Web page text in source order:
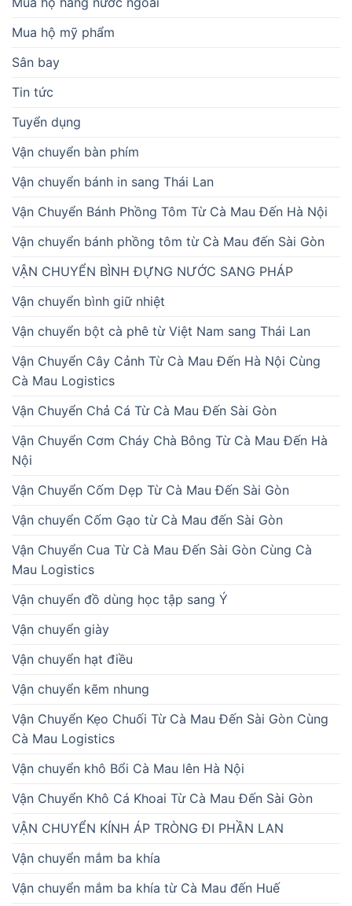
Mua hộ mỹ phẩm
Sân bay
Tin tức
Tuyển dụng
Vận chuyển bàn phím
Vận chuyển bánh in sang Thái Lan
Vận Chuyển Bánh Phồng Tôm Từ Cà Mau Đến Hà Nội
Vận chuyển bánh phồng tôm từ Cà Mau đến Sài Gòn
VẬN CHUYỂN BÌNH ĐỰNG NƯỚC SANG PHÁP
Vận chuyển bình giữ nhiệt
Vận chuyển bột cà phê từ Việt Nam sang Thái Lan
Vận Chuyển Cây Cảnh Từ Cà Mau Đến Hà Nội Cùng
Cà Mau Logistics
Vận Chuyển Chả Cá Từ Cà Mau Đến Sài Gòn
Vận Chuyển Cơm Cháy Chà Bông Từ Cà Mau Đến Hà
Nội
Vận Chuyển Cốm Dẹp Từ Cà Mau Đến Sài Gòn
Vận chuyển Cốm Gạo từ Cà Mau đến Sài Gòn
Vận Chuyển Cua Từ Cà Mau Đến Sài Gòn Cùng Cà
Mau Logistics
Vận chuyển đồ dùng học tập sang Ý
Vận chuyển giày
Vận chuyển hạt điều
Vận chuyển kẽm nhung
Vận Chuyển Kẹo Chuối Từ Cà Mau Đến Sài Gòn Cùng
Cà Mau Logistics
Vận chuyển khô Bổi Cà Mau lên Hà Nội
Vận Chuyển Khô Cá Khoai Từ Cà Mau Đến Sài Gòn
VẬN CHUYỂN KÍNH ÁP TRÒNG ĐI PHẦN LAN
Vận chuyển mắm ba khía
Vận chuyển mắm ba khía từ Cà Mau đến Huế